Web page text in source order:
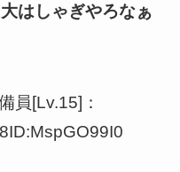
はしゃぎやろなぁ
員[Lv.15]：